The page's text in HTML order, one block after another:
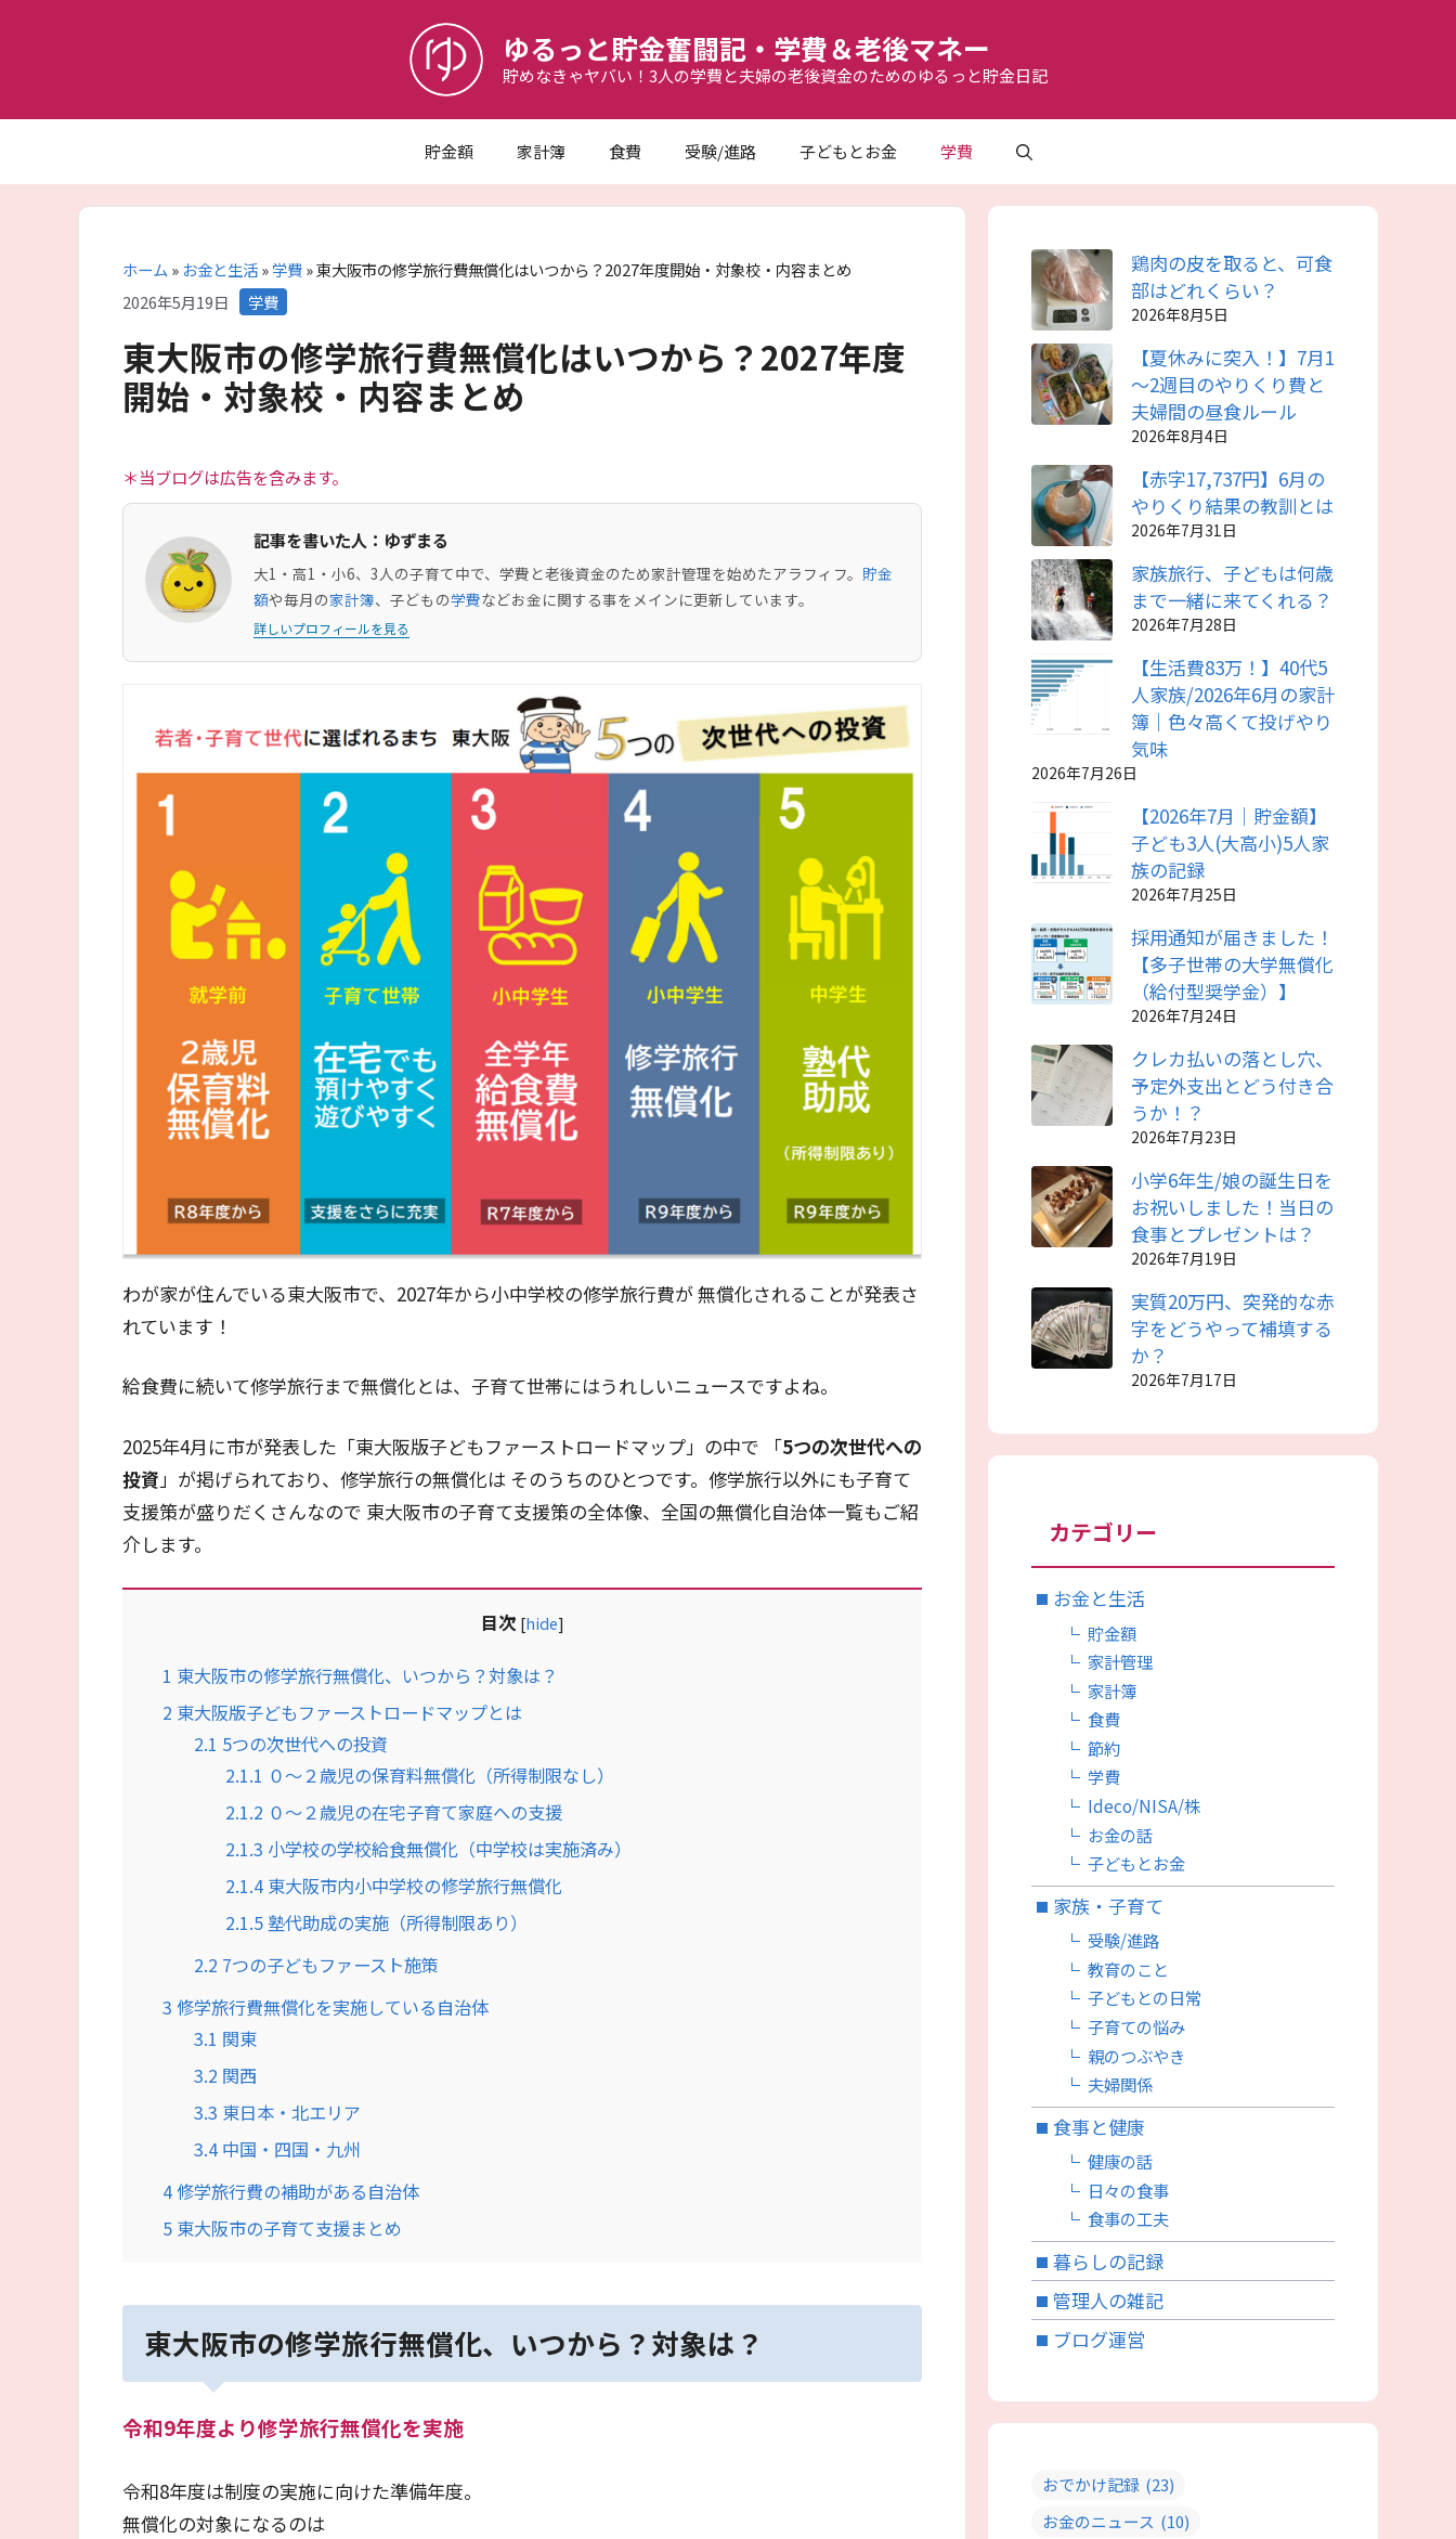
ツ
ゆるっと貯金奮闘記・学費＆老後マネー
貯めなきゃヤバい！3人の学費と夫婦の老後資金のためのゆるっと貯金日記
貯金額 家計簿 食費 受験/進路 子どもとお金 学費
ホーム» お金と生活»学費»東大阪市の修学旅行費無償化はいつから？2027年度開始・対象校・内容まとめ
2026年5月19日 カ
テ
ゴ
リ
ー
学費
東大阪市の修学旅行費無償化はいつから？2027年度
開始・対象校・内容まとめ
＊当ブログは広告を含みます。
記事を書いた人：ゆずまる
大1・高1・小6、3人の子育て中で、学費と老後資金のため家計管理を始めたアラフィフ。 貯金
額や毎月の家計簿、子どもの学費などお金に関する事をメインに更新しています。
詳しいプロフィールを見る
わが家が住んでいる東大阪市で、2027年から小中学校の修学旅行費が 無償化されることが発表さ
れています！
給食費に続いて修学旅行まで無償化とは、子育て世帯にはうれしいニュースですよね。
2025年4月に市が発表した「東大阪版子どもファーストロードマップ」の中で 「5つの次世代への
投資 」が掲げられており、修学旅行の無償化は そのうちのひとつです。修学旅行以外にも子育て
支援策が盛りだくさんなので 東大阪市の子育て支援策の全体像、全国の無償化自治体一覧もご紹
介します。
目次 [hide]
1 東大阪市の修学旅行無償化、いつから？対象は？
2 東大阪版子どもファーストロードマップとは
2.1 5つの次世代への投資
2.1.1 ０～２歳児の保育料無償化（所得制限なし）
2.1.2 ０～２歳児の在宅子育て家庭への支援
2.1.3 小学校の学校給食無償化（中学校は実施済み）
2.1.4 東大阪市内小中学校の修学旅行無償化
2.1.5塾代助成の実施（所得制限あり）
2.2 7つの子どもファースト施策
3 修学旅行費無償化を実施している自治体
3.1 関東
3.2 関西
3.3 東日本・北エリア
3.4 中国・四国・九州
4修学旅行費の補助がある自治体
5 東大阪市の子育て支援まとめ
東大阪市の修学旅行無償化、いつから？対象は？
令和9年度より修学旅行無償化を実施
令和8年度は制度の実施に向けた準備年度。
無償化の対象になるのは
鶏肉の皮を取ると、可食
部はどれくらい？
2026年8月5日
【夏休みに突入！】7月1
～2週目のやりくり費と
夫婦間の昼食ルール
2026年8月4日
【赤字17,737円】6月の
やりくり結果の教訓とは
2026年7月31日
家族旅行、子どもは何歳
まで一緒に来てくれる？
2026年7月28日
【生活費83万！】40代5
人家族/2026年6月の家計
簿｜色々高くて投げやり
気味
2026年7月26日
【2026年7月｜貯金額】
子ども3人(大高小)5人家
族の記録
2026年7月25日
採用通知が届きました！
【多子世帯の大学無償化
（給付型奨学金）】
2026年7月24日
クレカ払いの落とし穴、
予定外支出とどう付き合
うか！？
2026年7月23日
小学6年生/娘の誕生日を
お祝いしました！当日の
食事とプレゼントは？
2026年7月19日
実質20万円、突発的な赤
字をどうやって補填する
か？
2026年7月17日
カテゴリー
お金と生活
貯金額
家計管理
家計簿
食費
節約
学費
Ideco/NISA/株
お金の話
子どもとお金
家族・子育て
受験/進路
教育のこと
子どもとの日常
子育ての悩み
親のつぶやき
夫婦関係
食事と健康
健康の話
日々の食事
食事の工夫
暮らしの記録
管理人の雑記
ブログ運営
おでかけ記録 (23)
お金のニュース (10)